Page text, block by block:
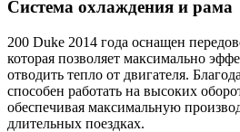
Система охлаждения и рама
200 Duke 2014 года оснащен
которая позволяет максимально
отводить тепло от двигателя.
способен работать на высоких
обеспечивая максимальную
длительных поездках.